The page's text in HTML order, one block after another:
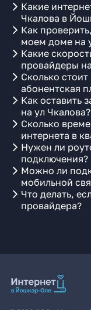
Какие
Чкалова в
Как
моем доме на
Какие
провайдеры
Сколько
абонентская
Как оставить
на ул Чкалова?
Сколько
интернета в
Нужен ли
подключения?
Можно ли
мобильной
Что делать,
провайдера?